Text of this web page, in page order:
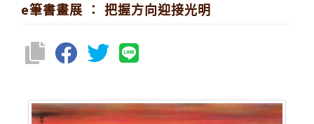
e筆書畫展 ： 把握方向迎接光明